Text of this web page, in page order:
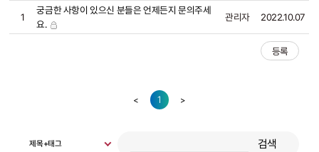
1
궁금한 사항이 있으신 분들은 언제든지 문의주세
요.
관리자 2022.10.07
등록
< 1 >
제목+태그 검색